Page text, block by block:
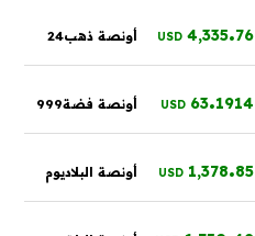
4,335.76
USD أونصة ذهب24
63.1914
USD أونصة فضة999
1,378.85
USD أونصة البلاديوم